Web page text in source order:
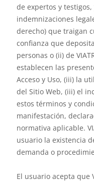
de expertos y
indemnizaciones
derecho) que traigan
confianza que
personas o (ii) de
establecen las
Acceso y Uso, (iii) la
del Sitio Web, (iii) el
estos términos y
manifestación,
normativa aplicable.
usuario la existencia
demanda o
El usuario acepta que